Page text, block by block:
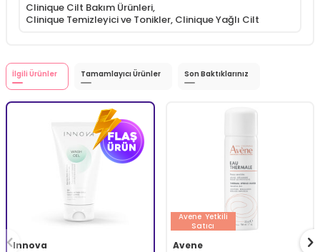
Clinique Cilt Bakım Ürünleri,
Clinique Temizleyici ve Tonikler, Clinique Yağlı Cilt
İlgili Ürünler Tamamlayıcı Ürünler Son Baktıklarınız
Innova
Avene Yetkili
Satıcı
Avene